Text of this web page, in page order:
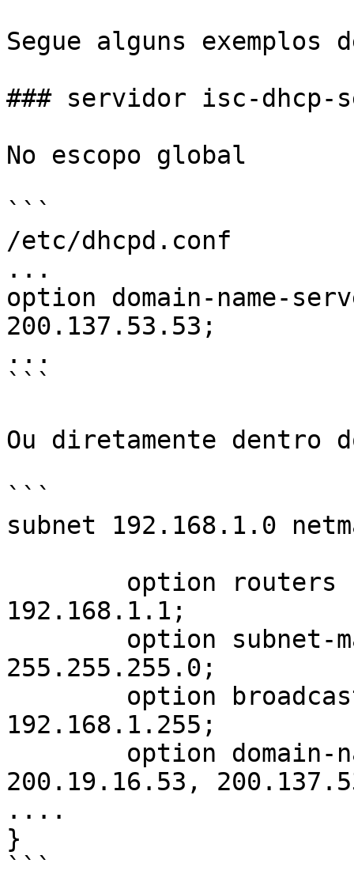
Segue alguns exemplos
### servidor isc-dhcp-
No escopo global
```
/etc/dhcpd.conf
...
option domain-name-
200.137.53.53;
...
```
Ou diretamente dentro
```
subnet 192.168.1.0
192.168.1.1;
255.255.255.0;
192.168.1.255;
200.19.16.53,
....
}
```